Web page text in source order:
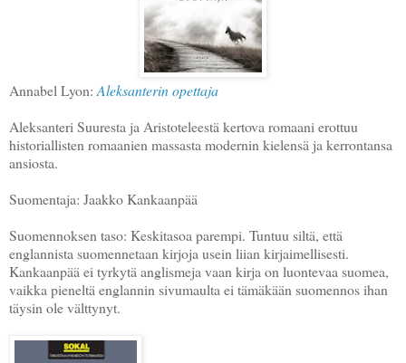
Annabel Lyon: Aleksanterin opettaja
Aleksanteri Suuresta ja Aristoteleestä kertova romaani erottuu
historiallisten romaanien massasta modernin kielensä ja kerrontansa
ansiosta.
Suomentaja: Jaakko Kankaanpää
Suomennoksen taso: Keskitasoa parempi. Tuntuu siltä, että
englannista suomennetaan kirjoja usein liian kirjaimellisesti.
Kankaanpää ei tyrkytä anglismeja vaan kirja on luontevaa suomea,
vaikka pieneltä englannin sivumaulta ei tämäkään suomennos ihan
täysin ole välttynyt.